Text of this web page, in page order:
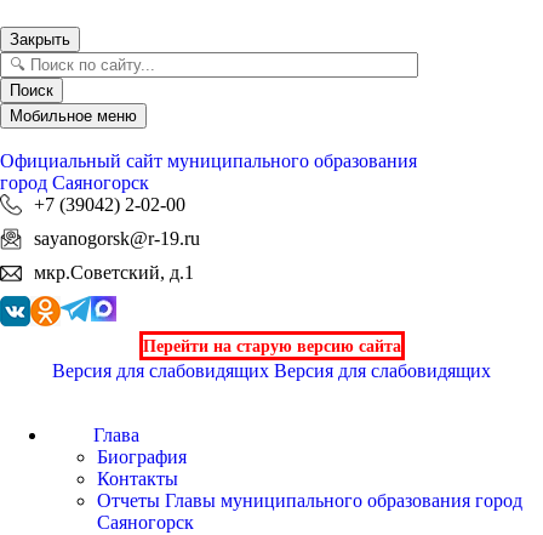
Закрыть
Поиск
Мобильное меню
Официальный сайт муниципального образования
город Саяногорск
+7 (39042) 2-02-00
sayanogorsk@r-19.ru
мкр.Советский, д.1
Перейти на старую версию сайта
Версия для слабовидящих Версия для слабовидящих
Глава
Биография
Контакты
Отчеты Главы муниципального образования город
Саяногорск